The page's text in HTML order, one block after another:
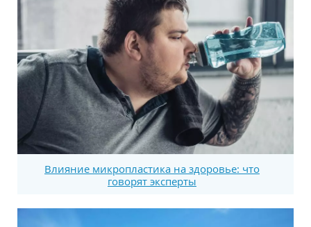
Влияние микропластика на здоровье: что
говорят эксперты